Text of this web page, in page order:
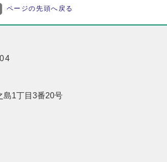
ページの先頭へ戻る
1丁目3番20号